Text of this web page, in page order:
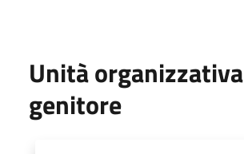
Unità organizzativa
genitore